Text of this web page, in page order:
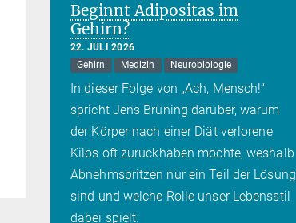
Beginnt Adipositas im
Gehirn?
22. JULI 2026
Gehirn
Medizin Neurobiologie
In dieser Folge von „Ach, Mensch!“
spricht Jens Brüning darüber, warum
der Körper nach einer Diät verlorene
Kilos oft zurückhaben möchte, weshalb
Abnehmspritzen nur ein Teil der Lösung
sind und welche Rolle unser Lebensstil
dabei spielt.